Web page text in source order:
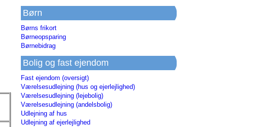
Børn
Børns frikort
Børneopsparing
Børnebidrag
Bolig og fast ejendom
Fast ejendom (oversigt)
Værelsesudlejning (hus og ejerlejlighed)
Værelsesudlejning (lejebolig)
Værelsesudlejning (andelsbolig)
Udlejning af hus
Udlejning af ejerlejlighed